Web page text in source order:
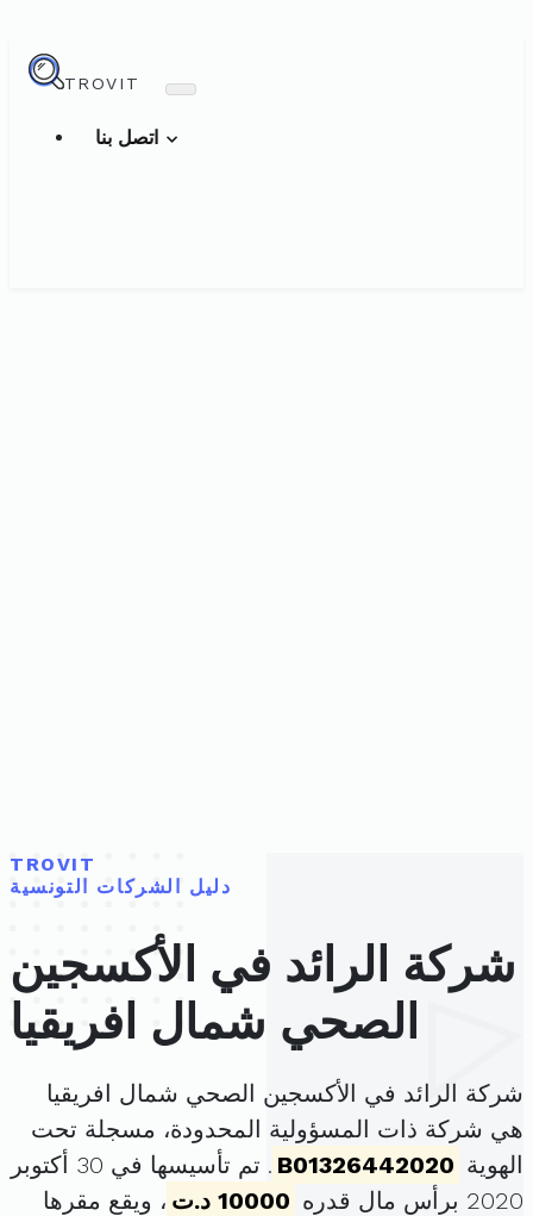
TROVIT
TROVIT
دليل الشركات التونسية
شركة الرائد في الأكسجين
الصحي شمال افريقيا
شركة الرائد في الأكسجين الصحي شمال افريقيا
هي شركة ذات المسؤولية المحدودة، مسجلة تحت
الهوية B01326442020
. تم تأسيسها في 30 أكتوبر
2020 برأس مال قدره
10000 د.ت
، ويقع مقرها